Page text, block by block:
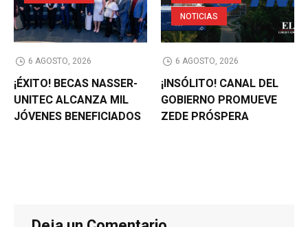
6 AGOSTO, 2026
¡ÉXITO! BECAS NASSER-
UNITEC ALCANZA MIL
JÓVENES BENEFICIADOS
NOTICIAS
6 AGOSTO, 2026
¡INSÓLITO! CANAL DEL
GOBIERNO PROMUEVE
ZEDE PRÓSPERA